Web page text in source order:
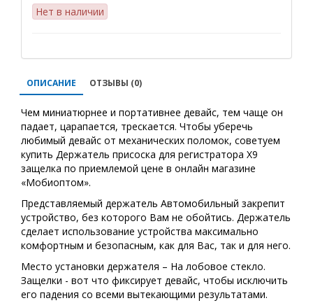
Нет в наличии
ОПИСАНИЕ ОТЗЫВЫ (0)
Чем миниатюрнее и портативнее девайс, тем чаще он
падает, царапается, трескается. Чтобы уберечь
любимый девайс от механических поломок, советуем
купить Держатель присоска для регистратора X9
защелка по приемлемой цене в онлайн магазине
«Мобиоптом».
Представляемый держатель Автомобильный закрепит
устройство, без которого Вам не обойтись. Держатель
сделает использование устройства максимально
комфортным и безопасным, как для Вас, так и для него.
Место установки держателя – На лобовое стекло.
Защелки - вот что фиксирует девайс, чтобы исключить
его падения со всеми вытекающими результатами.